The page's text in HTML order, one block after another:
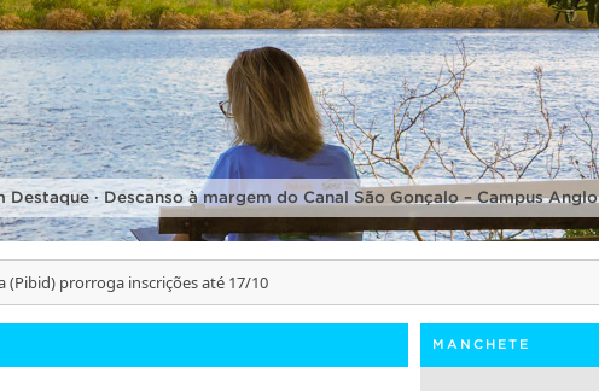
Destaque · Descanso à margem do Canal São Gonçalo – Campus Anglo
(Pibid) prorroga inscrições até 17/10
MANCHETE